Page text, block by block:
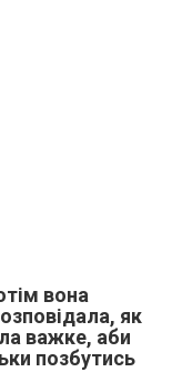
вона
як
важке, аби
позбутись